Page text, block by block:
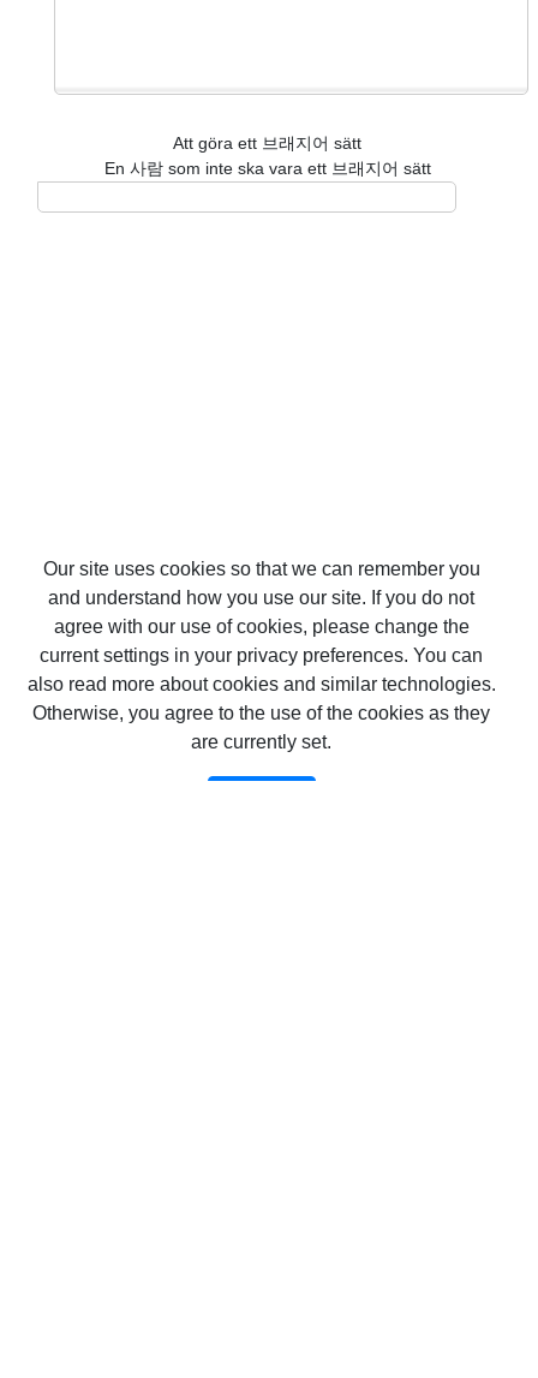
Att göra ett 브래지어 sätt
En 사람 som inte ska vara ett 브래지어 sätt
Our site uses cookies so that we can remember you
and understand how you use our site. If you do not
agree with our use of cookies, please change the
current settings in your privacy preferences. You can
also read more about cookies and similar technologies.
Otherwise, you agree to the use of the cookies as they
are currently set.